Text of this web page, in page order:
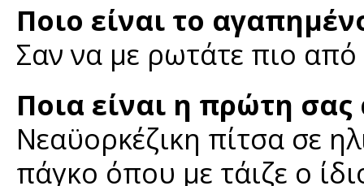
Ποιο είναι το
Σαν να με ρωτάτε πιο
Ποια είναι η πρώτη
Νεαϋορκέζικη πίτσα σε
πάγκο όπου με τάιζε ο